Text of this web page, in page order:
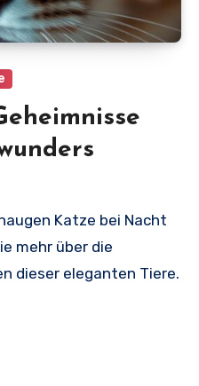
mehr über die
dieser eleganten Tiere.